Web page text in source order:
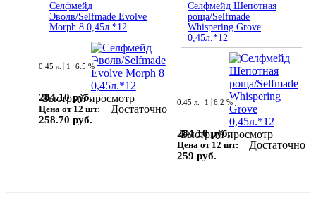
Селфмейд
Эволв/Selfmade Evolve
Morph 8 0,45л.*12
Быстрый просмотр
0.45 л. 1 6.5 %
284.10 руб.
Цена от 12 шт:
258.70 руб.
Достаточно
Селфмейд Шепотная
роща/Selfmade
Whispering Grove
0,45л.*12
Быстрый просмотр
0.45 л. 1 6.2 %
284.10 руб.
Цена от 12 шт:
259 руб.
Достаточно